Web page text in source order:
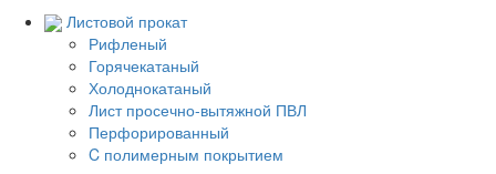
Листовой прокат
Рифленый
Горячекатаный
Холоднокатаный
Лист просечно-вытяжной ПВЛ
Перфорированный
C полимерным покрытием